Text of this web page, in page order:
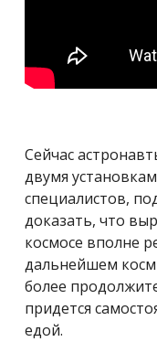
Сейчас
двумя
специалистов,
доказать, что
космосе вполне
дальнейшем
более
придется
едой.